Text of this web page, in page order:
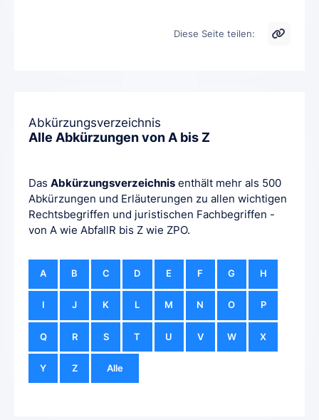
Diese Seite teilen:
Abkürzungsverzeichnis
Alle Abkürzungen von A bis Z
Das Abkürzungsverzeichnis enthält mehr als 500
Abkürzungen und Erläuterungen zu allen wichtigen
Rechtsbegriffen und juristischen Fachbegriffen -
von A wie AbfallR bis Z wie ZPO.
A B C D E F G H
I J K L M N O P
Q R S T U V W X
Y Z Alle